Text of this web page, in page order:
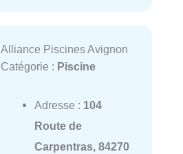
Alliance Piscines Avignon
Catégorie : Piscine
Adresse : 104
Route de
Carpentras, 84270